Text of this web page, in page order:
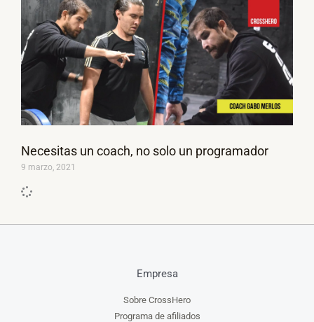
Necesitas un coach, no solo un programador
9 marzo, 2021
Empresa
Sobre CrossHero
Programa de afiliados